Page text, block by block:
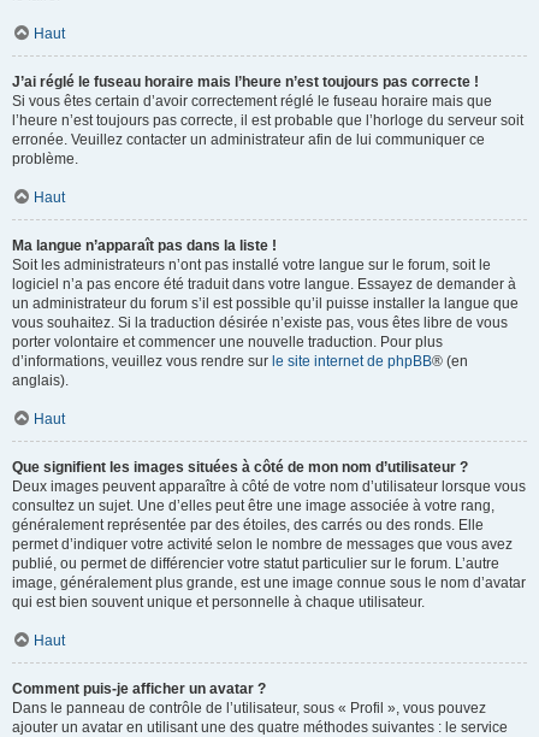
Haut
J’ai réglé le fuseau horaire mais l’heure n’est toujours pas correcte !
Si vous êtes certain d’avoir correctement réglé le fuseau horaire mais que
l’heure n’est toujours pas correcte, il est probable que l’horloge du serveur soit
erronée. Veuillez contacter un administrateur afin de lui communiquer ce
problème.
Haut
Ma langue n’apparaît pas dans la liste !
Soit les administrateurs n’ont pas installé votre langue sur le forum, soit le
logiciel n’a pas encore été traduit dans votre langue. Essayez de demander à
un administrateur du forum s’il est possible qu’il puisse installer la langue que
vous souhaitez. Si la traduction désirée n’existe pas, vous êtes libre de vous
porter volontaire et commencer une nouvelle traduction. Pour plus
d’informations, veuillez vous rendre sur le site internet de phpBB® (en
anglais).
Haut
Que signifient les images situées à côté de mon nom d’utilisateur ?
Deux images peuvent apparaître à côté de votre nom d’utilisateur lorsque vous
consultez un sujet. Une d’elles peut être une image associée à votre rang,
généralement représentée par des étoiles, des carrés ou des ronds. Elle
permet d’indiquer votre activité selon le nombre de messages que vous avez
publié, ou permet de différencier votre statut particulier sur le forum. L’autre
image, généralement plus grande, est une image connue sous le nom d’avatar
qui est bien souvent unique et personnelle à chaque utilisateur.
Haut
Comment puis-je afficher un avatar ?
Dans le panneau de contrôle de l’utilisateur, sous « Profil », vous pouvez
ajouter un avatar en utilisant une des quatre méthodes suivantes : le service